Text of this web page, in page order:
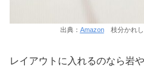
出典： Amazon枝分かれし
レイアウトに入れるのなら岩